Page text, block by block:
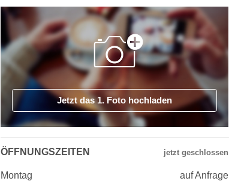
Jetzt das 1. Foto hochladen
ÖFFNUNGSZEITEN
Montag auf Anfrage